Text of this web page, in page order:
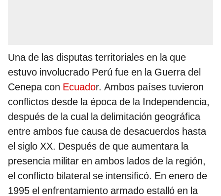
Una de las disputas territoriales en la que
estuvo involucrado Perú fue en la Guerra del
Cenepa con Ecuador. Ambos países tuvieron
conflictos desde la época de la Independencia,
después de la cual la delimitación geográfica
entre ambos fue causa de desacuerdos hasta
el siglo XX. Después de que aumentara la
presencia militar en ambos lados de la región,
el conflicto bilateral se intensificó. En enero de
1995 el enfrentamiento armado estalló en la